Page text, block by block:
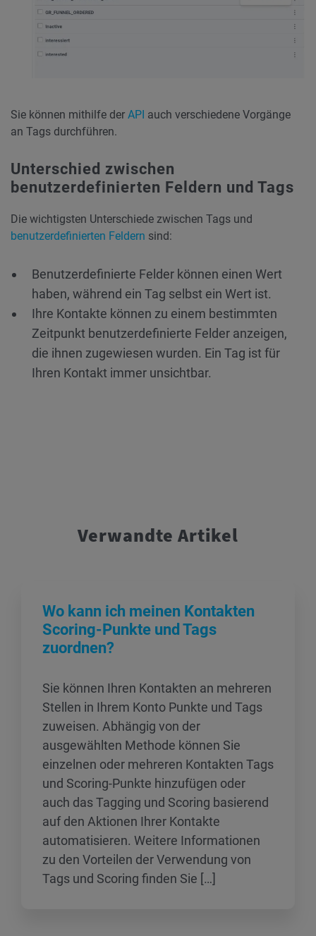
Sie können mithilfe der API auch verschiedene Vorgänge
an Tags durchführen.
Unterschied zwischen
benutzerdefinierten Feldern und Tags
Die wichtigsten Unterschiede zwischen Tags und
benutzerdefinierten Feldern sind:
Benutzerdefinierte Felder können einen Wert
haben, während ein Tag selbst ein Wert ist.
Ihre Kontakte können zu einem bestimmten
Zeitpunkt benutzerdefinierte Felder anzeigen,
die ihnen zugewiesen wurden. Ein Tag ist für
Ihren Kontakt immer unsichtbar.
Verwandte Artikel
Wo kann ich meinen Kontakten
Scoring-Punkte und Tags
zuordnen?
Sie können Ihren Kontakten an mehreren
Stellen in Ihrem Konto Punkte und Tags
zuweisen. Abhängig von der
ausgewählten Methode können Sie
einzelnen oder mehreren Kontakten Tags
und Scoring-Punkte hinzufügen oder
auch das Tagging und Scoring basierend
auf den Aktionen Ihrer Kontakte
automatisieren. Weitere Informationen
zu den Vorteilen der Verwendung von
Tags und Scoring finden Sie […]